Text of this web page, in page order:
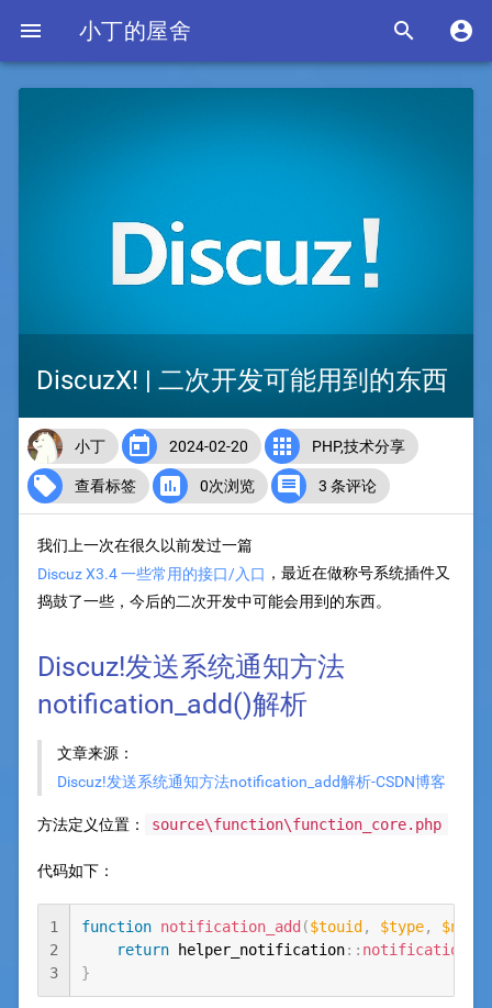
 小丁的屋舍  
DiscuzX! | 二次开发可能用到的东西
小丁  2024-02-20  PHP,技术分享
 查看标签  0次浏览  3 条评论
我们上一次在很久以前发过一篇
Discuz X3.4 一些常用的接口/入口 ，最近在做称号系统插件又
捣鼓了一些，今后的二次开发中可能会用到的东西。
Discuz!发送系统通知方法
notification_add()解析
文章来源：
Discuz!发送系统通知方法notification_add解析-CSDN博客
方法定义位置： source\function\function_core.php
代码如下：
1
2
3
function notification_add ($touid, $type, $note
return helper_notification::
}